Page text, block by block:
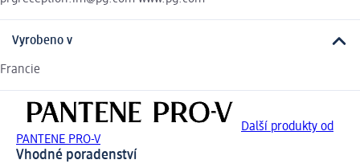
Vyrobeno v
Francie
Další produkty od
PANTENE PRO-V
Vhodné poradenství